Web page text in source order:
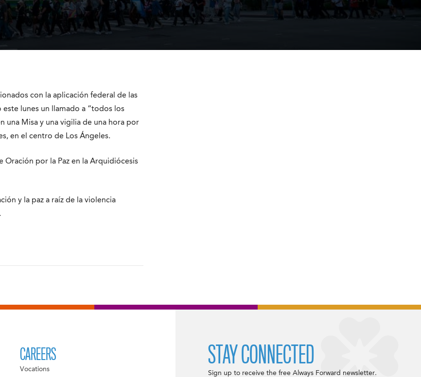
con la aplicación federal de las
este lunes un llamado a “todos los
una Misa y una vigilia de una hora por
en el centro de Los Ángeles.
Oración por la Paz en la Arquidiócesis
y la paz a raíz de la violencia
CAREERS
Vocations
STAY CONNECTED
Sign up to receive the free Always Forward newsletter.